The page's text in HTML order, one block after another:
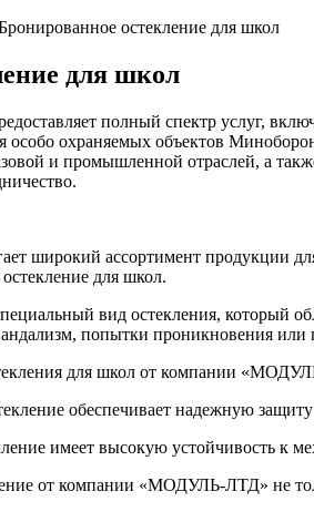
остекление для школ
для школ
полный спектр услуг,
особо охраняемых объектов
и промышленной отраслей, а
широкий ассортимент продукции
для школ.
вид остекления, который
попытки проникновения
для школ от компании
обеспечивает надежную
имеет высокую устойчивость к
от компании «МОДУЛЬ-ЛТД» не